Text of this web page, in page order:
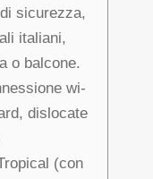
sicurezza,
italiani,
o balcone.
wi-
dislocate
(con